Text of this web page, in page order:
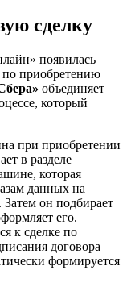
сделку
появилась
по приобретению
объединяет
который
при приобретении
в разделе
которая
данных на
Затем он подбирает
его.
к сделке по
договора
формируется